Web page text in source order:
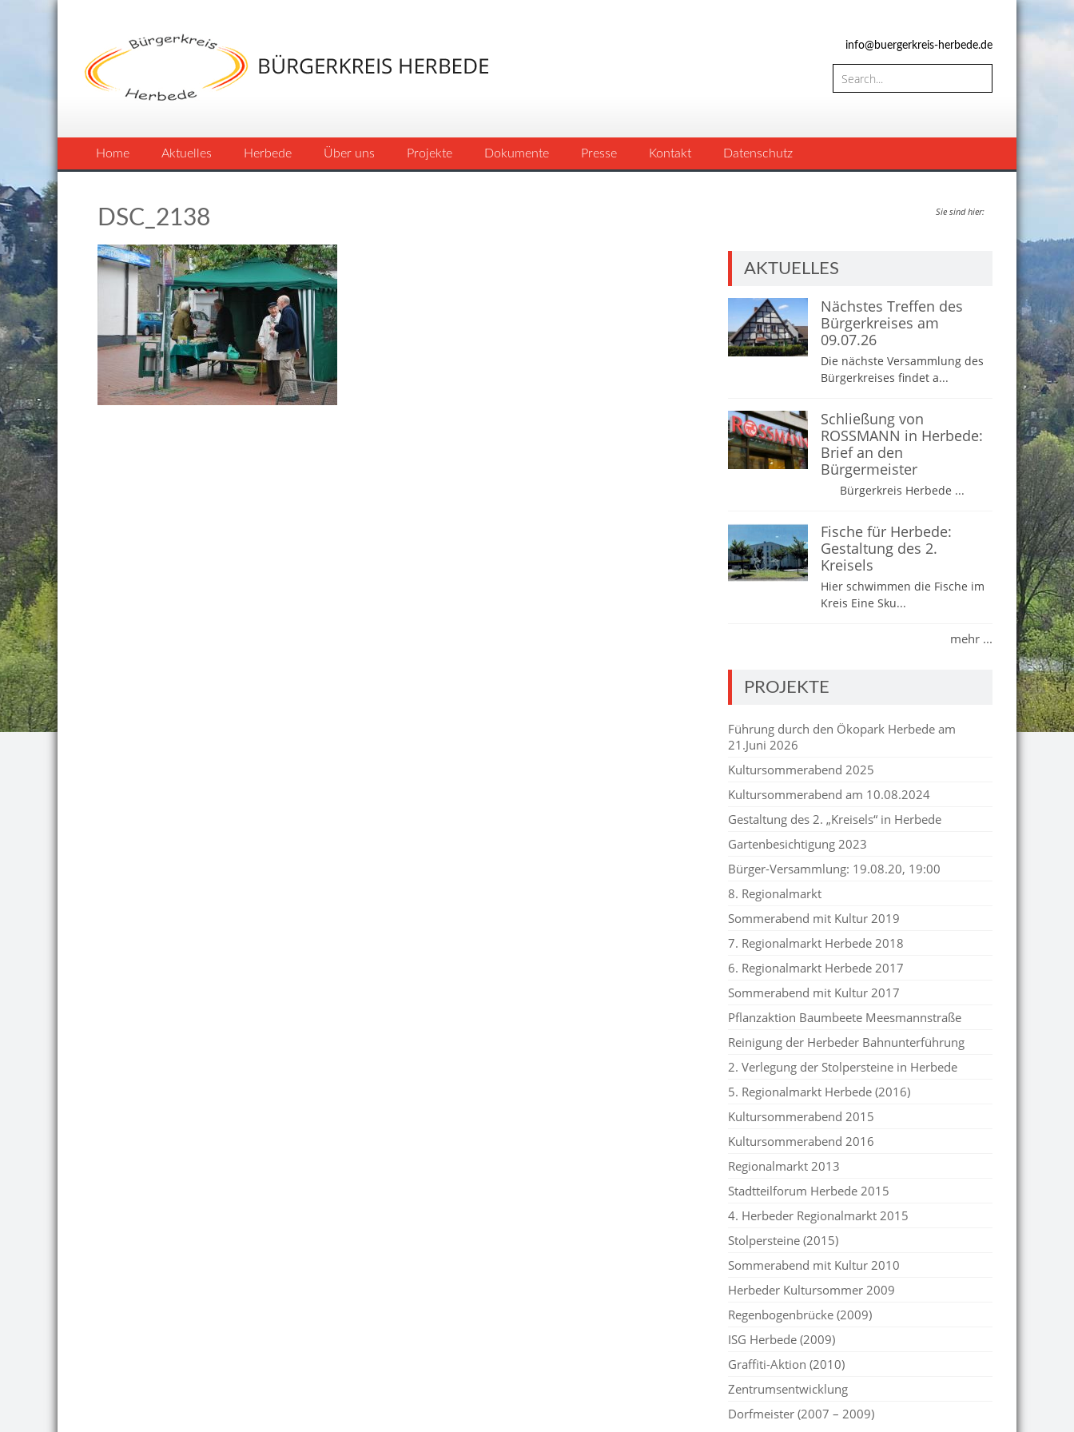
info@buergerkreis-herbede.de
Home Aktuelles Herbede Über uns Projekte Dokumente Presse Kontakt Datenschutz
Sie sind hier:
DSC_2138
AKTUELLES
Nächstes Treffen des
Bürgerkreises am
09.07.26
Die nächste Versammlung des
Bürgerkreises findet a...
Schließung von
ROSSMANN in Herbede:
Brief an den
Bürgermeister
Bürgerkreis Herbede ...
Fische für Herbede:
Gestaltung des 2.
Kreisels
Hier schwimmen die Fische im
Kreis Eine Sku...
mehr ...
PROJEKTE
Führung durch den Ökopark Herbede am
21.Juni 2026
Kultursommerabend 2025
Kultursommerabend am 10.08.2024
Gestaltung des 2. „Kreisels“ in Herbede
Gartenbesichtigung 2023
Bürger-Versammlung: 19.08.20, 19:00
8. Regionalmarkt
Sommerabend mit Kultur 2019
7. Regionalmarkt Herbede 2018
6. Regionalmarkt Herbede 2017
Sommerabend mit Kultur 2017
Pflanzaktion Baumbeete Meesmannstraße
Reinigung der Herbeder Bahnunterführung
2. Verlegung der Stolpersteine in Herbede
5. Regionalmarkt Herbede (2016)
Kultursommerabend 2015
Kultursommerabend 2016
Regionalmarkt 2013
Stadtteilforum Herbede 2015
4. Herbeder Regionalmarkt 2015
Stolpersteine (2015)
Sommerabend mit Kultur 2010
Herbeder Kultursommer 2009
Regenbogenbrücke (2009)
ISG Herbede (2009)
Graffiti-Aktion (2010)
Zentrumsentwicklung
Dorfmeister (2007 – 2009)